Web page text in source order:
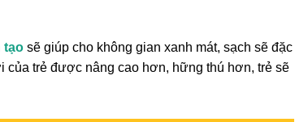
tạo sẽ giúp cho không gian xanh mát, sạch sẽ đặc
của trẻ được nâng cao hơn, hững thú hơn, trẻ sẽ